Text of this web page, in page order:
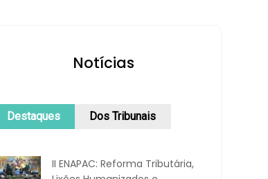
Notícias
Destaques Dos Tribunais
II ENAPAC: Reforma Tributária,